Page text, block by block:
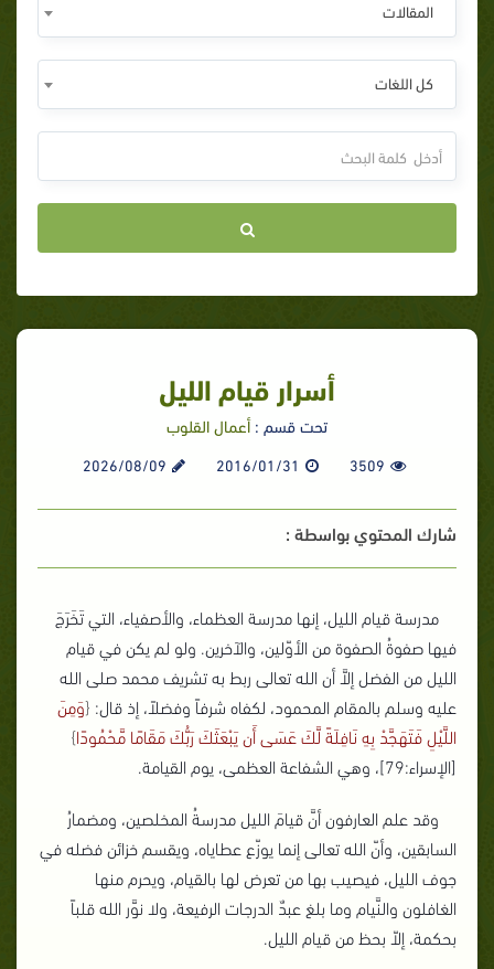
المقالات
كل اللغات
أسرار قيام الليل
تحت قسم :أعمال القلوب
3509
2016/01/31
2026/08/09
شارك المحتوي بواسطة :
مدرسة قيام الليل، إنها مدرسة العظماء، والأصفياء، التي تَخَرَجَ
فيها صفوةُ الصفوة من الأوّلين، والآخرين. ولو لم يكن في قيام
الليل من الفضل إلاَّ أن الله تعالى ربط به تشريف محمد صلى الله
عليه وسلم بالمقام المحمود، لكفاه شرفاً وفضلاً، إذ قال: {وَمِنَ
اللَّيْلِ فَتَهَجَّدْ بِهِ نَافِلَةً لَّكَ عَسَى أَن يَبْعَثَكَ رَبُّكَ مَقَامًا مَّحْمُودًا}
[الإسراء:79]، وهي الشفاعة العظمى، يوم القيامة.
وقد علم العارفون أنَّ قيامَ الليل مدرسةُ المخلصين، ومضمارُ
السابقين، وأنّ الله تعالى إنما يوزّع عطاياه، ويقسم خزائن فضله في
جوف الليل، فيصيب بها من تعرض لها بالقيام، ويحرم منها
الغافلون والنَّيام وما بلغ عبدٌ الدرجات الرفيعة، ولا نوَّر الله قلباً
بحكمة، إلاّ بحظ من قيام الليل.